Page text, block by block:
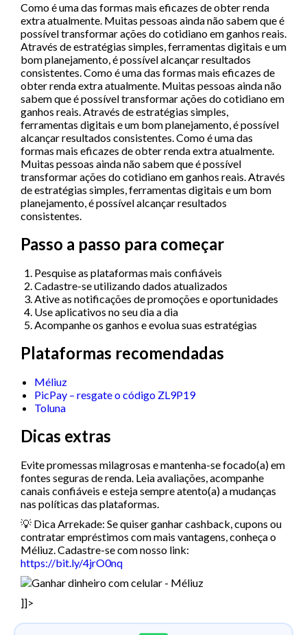
Como é uma das formas mais eficazes de obter renda
extra atualmente. Muitas pessoas ainda não sabem que é
possível transformar ações do cotidiano em ganhos reais.
Através de estratégias simples, ferramentas digitais e um
bom planejamento, é possível alcançar resultados
consistentes. Como é uma das formas mais eficazes de
obter renda extra atualmente. Muitas pessoas ainda não
sabem que é possível transformar ações do cotidiano em
ganhos reais. Através de estratégias simples,
ferramentas digitais e um bom planejamento, é possível
alcançar resultados consistentes. Como é uma das
formas mais eficazes de obter renda extra atualmente.
Muitas pessoas ainda não sabem que é possível
transformar ações do cotidiano em ganhos reais. Através
de estratégias simples, ferramentas digitais e um bom
planejamento, é possível alcançar resultados
consistentes.
Passo a passo para começar
Pesquise as plataformas mais confiáveis
Cadastre-se utilizando dados atualizados
Ative as notificações de promoções e oportunidades
Use aplicativos no seu dia a dia
Acompanhe os ganhos e evolua suas estratégias
Plataformas recomendadas
Méliuz
PicPay – resgate o código ZL9P19
Toluna
Dicas extras
Evite promessas milagrosas e mantenha-se focado(a) em
fontes seguras de renda. Leia avaliações, acompanhe
canais confiáveis e esteja sempre atento(a) a mudanças
nas políticas das plataformas.
💡 Dica Arrekade: Se quiser ganhar cashback, cupons ou
contratar empréstimos com mais vantagens, conheça o
Méliuz. Cadastre-se com nosso link:
https://bit.ly/4jrO0nq
]]>